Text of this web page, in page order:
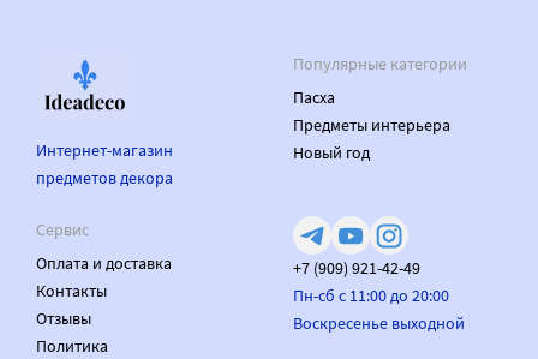
Интернет-магазин
предметов декора
Популярные категории
Пасха
Предметы интерьера
Новый год
Сервис
Оплата и доставка
Контакты
Отзывы
Политика
+7 (909) 921-42-49
Пн-сб с 11:00 до 20:00
Воскресенье выходной